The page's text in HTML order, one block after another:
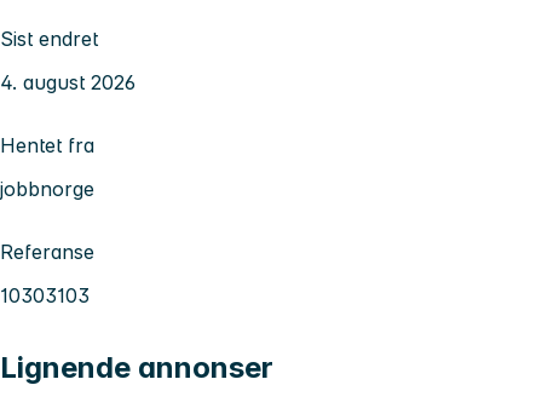
Sist endret
4. august 2026
Hentet fra
jobbnorge
Referanse
10303103
Lignende annonser